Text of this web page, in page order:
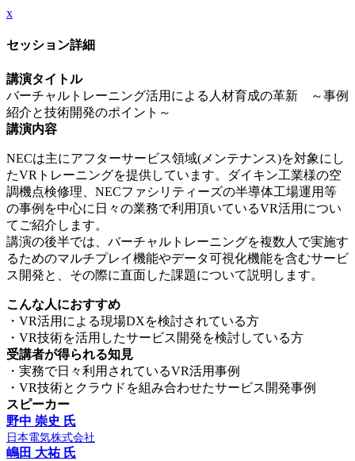
x
セッション詳細
講演タイトル
バーチャルトレーニング活用による人材育成の革新 ～事例
紹介と技術開発のポイント～
講演内容
NECは主にアフターサービス領域(メンテナンス)を対象にし
たVRトレーニングを提供しています。ダイキン工業様の空
調機点検修理、NECファシリティーズの半導体工場運用等
の事例を中心に日々の業務で利用頂いているVR活用につい
てご紹介します。
講演の後半では、バーチャルトレーニングを複数人で実施す
るためのマルチプレイ機能やデータ可視化機能を含むサービ
ス開発と、その際に直面した課題について説明します。
こんな人におすすめ
・VR活用による現場DXを検討されている方
・VR技術を活用したサービス開発を検討している方
受講者が得られる知見
・実務で日々利用されているVR活用事例
・VR技術とクラウドを組み合わせたサービス開発事例
スピーカー
野中 崇史 氏
日本電気株式会社
嶋田 大祐 氏